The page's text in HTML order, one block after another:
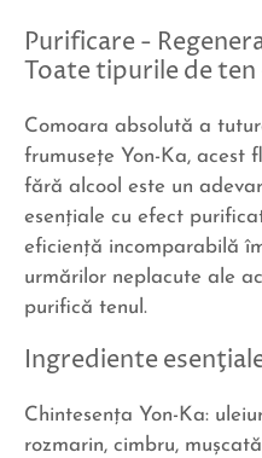
Purificare -
Toate tipurile de
Comoara absolută a
frumuseţe Yon-Ka, acest
fără alcool este un
esenţiale cu efect
eficienţă incomparabilă
urmărilor neplacute ale
purifică tenul.
Ingrediente
Chintesenţa Yon-Ka:
rozmarin, cimbru,